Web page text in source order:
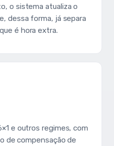
o sistema atualiza o
dessa forma, já separa
é hora extra.
e outros regimes, com
de compensação de